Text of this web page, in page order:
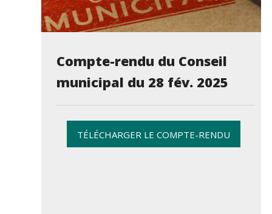
Compte-rendu du Conseil
municipal du 28 fév. 2025
TÉLÉCHARGER LE COMPTE-RENDU